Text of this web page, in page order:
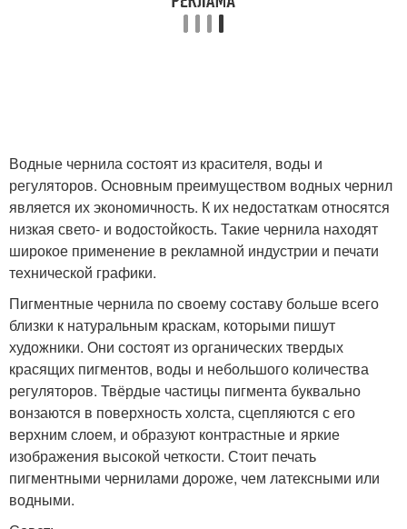
Водные чернила состоят из красителя, воды и
регуляторов. Основным преимуществом водных чернил
является их экономичность. К их недостаткам относятся
низкая свето- и водостойкость. Такие чернила находят
широкое применение в рекламной индустрии и печати
технической графики.
Пигментные чернила по своему составу больше всего
близки к натуральным краскам, которыми пишут
художники. Они состоят из органических твердых
красящих пигментов, воды и небольшого количества
регуляторов. Твёрдые частицы пигмента буквально
вонзаются в поверхность холста, сцепляются с его
верхним слоем, и образуют контрастные и яркие
изображения высокой четкости. Стоит печать
пигментными чернилами дороже, чем латексными или
водными.